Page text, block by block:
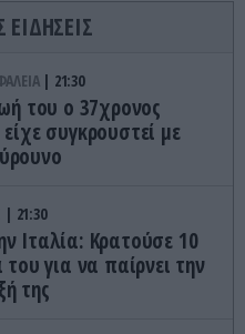
ΕΙΔΗΣΕΙΣ
21:30
του ο 37χρονος
συγκρουστεί με
21:30
Ιταλία: Κρατούσε 10
για να παίρνει την
της